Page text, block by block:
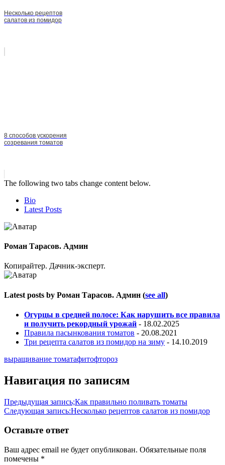
Несколько рецептов
салатов из помидор
8 способов ускорения
созревания томатов
The following two tabs change content below.
Bio
Latest Posts
Роман Тарасов. Админ
Копирайтер. Дачник-эксперт.
Latest posts by Роман Тарасов. Админ (see all)
Огурцы в средней полосе: Как нарушить все правила
и получить рекордный урожай - 18.02.2025
Правила пасынкования томатов - 20.08.2021
Три рецепта салатов из помидор на зиму - 14.10.2019
выращивание томатафитофтороз
Навигация по записям
Предыдущая запись;Как правильно поливать томаты
Следующая запись:Несколько рецептов салатов из помидор
Оставьте ответ
Ваш адрес email не будет опубликован. Обязательные поля
помечены *